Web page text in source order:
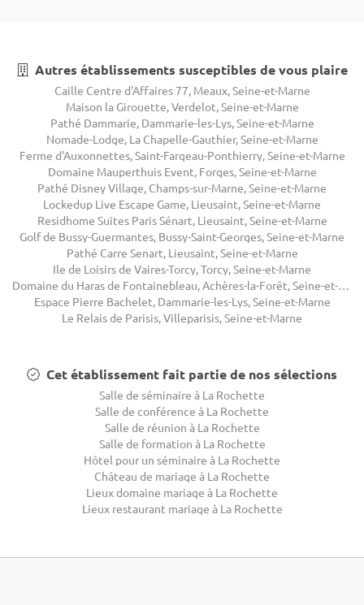
Autres établissements susceptibles de vous plaire
Caille Centre d'Affaires 77, Meaux, Seine-et-Marne
Maison la Girouette, Verdelot, Seine-et-Marne
Pathé Dammarie, Dammarie-les-Lys, Seine-et-Marne
Nomade-Lodge, La Chapelle-Gauthier, Seine-et-Marne
Ferme d'Auxonnettes, Saint-Fargeau-Ponthierry, Seine-et-Marne
Domaine Mauperthuis Event, Forges, Seine-et-Marne
Pathé Disney Village, Champs-sur-Marne, Seine-et-Marne
Lockedup Live Escape Game, Lieusaint, Seine-et-Marne
Residhome Suites Paris Sénart, Lieusaint, Seine-et-Marne
Golf de Bussy-Guermantes, Bussy-Saint-Georges, Seine-et-Marne
Pathé Carre Senart, Lieusaint, Seine-et-Marne
Ile de Loisirs de Vaires-Torcy, Torcy, Seine-et-Marne
Domaine du Haras de Fontainebleau, Achères-la-Forêt, Seine-et-Marne
Espace Pierre Bachelet, Dammarie-les-Lys, Seine-et-Marne
Le Relais de Parisis, Villeparisis, Seine-et-Marne
Cet établissement fait partie de nos sélections
Salle de séminaire à La Rochette
Salle de conférence à La Rochette
Salle de réunion à La Rochette
Salle de formation à La Rochette
Hôtel pour un séminaire à La Rochette
Château de mariage à La Rochette
Lieux domaine mariage à La Rochette
Lieux restaurant mariage à La Rochette